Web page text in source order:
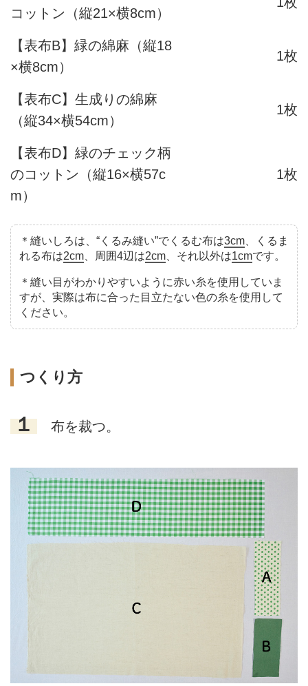
コットン（縦21×横8cm）
【表布B】緑の綿麻（縦18
×横8cm）
1枚
【表布C】生成りの綿麻
（縦34×横54cm）
1枚
【表布D】緑のチェック柄
のコットン（縦16×横57c
m）
1枚
＊縫いしろは、“くるみ縫い”でくるむ布は3cm、くるま
れる布は2cm、周囲4辺は2cm、それ以外は1cmです。
＊縫い目がわかりやすいように赤い糸を使用していま
すが、実際は布に合った目立たない色の糸を使用して
ください。
つくり方
１ 布を裁つ。